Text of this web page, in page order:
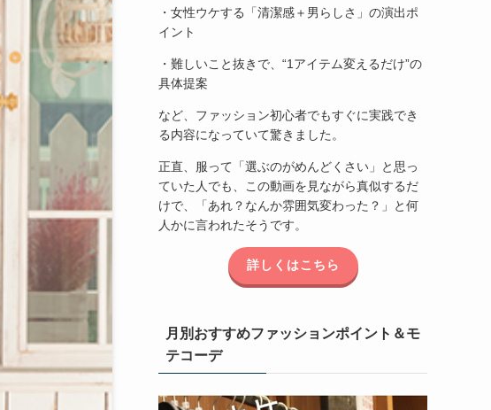
・女性ウケする「清潔感＋男らしさ」の演出ポ
イント
・難しいこと抜きで、“1アイテム変えるだけ”の
具体提案
など、ファッション初心者でもすぐに実践でき
る内容になっていて驚きました。
正直、服って「選ぶのがめんどくさい」と思っ
ていた人でも、この動画を見ながら真似するだ
けで、「あれ？なんか雰囲気変わった？」と何
人かに言われたそうです。
詳しくはこちら
月別おすすめファッションポイント＆モ
テコーデ